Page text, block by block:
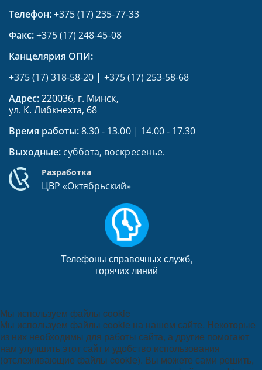
Адрес:220036, г. Минск,
ул. К. Либкнехта, 68
Время работы:8.30 - 13.00 | 14.00 - 17.30
Выходные: суббота, воскресенье.
Разработка
ЦВР «Октябрьский»
Телефон:+375 (17) 235-77-33
Факс:+375 (17) 248-45-08
Канцелярия ОПИ:
+375 (17) 318-58-20 | +375 (17) 253-58-68
Телефоны справочных служб,
горячих линий
Мы используем файлы cookie
Мы используем файлы cookie на нашем сайте. Некоторые
из них необходимы для работы сайта, а другие помогают
нам улучшить этот сайт и удобство использования
(отслеживающие файлы cookie). Вы можете сами решить,